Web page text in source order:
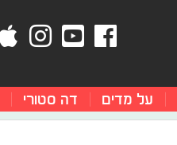
על מדים דה סטורי